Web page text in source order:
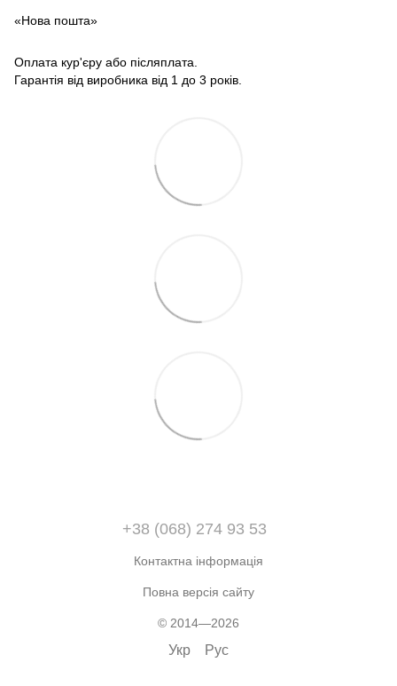
«Нова пошта»
Оплата кур'єру або післяплата.
Гарантія від виробника від 1 до 3 років.
+38 (068) 274 93 53
Контактна інформація
Повна версія сайту
© 2014—2026
Укр Рус